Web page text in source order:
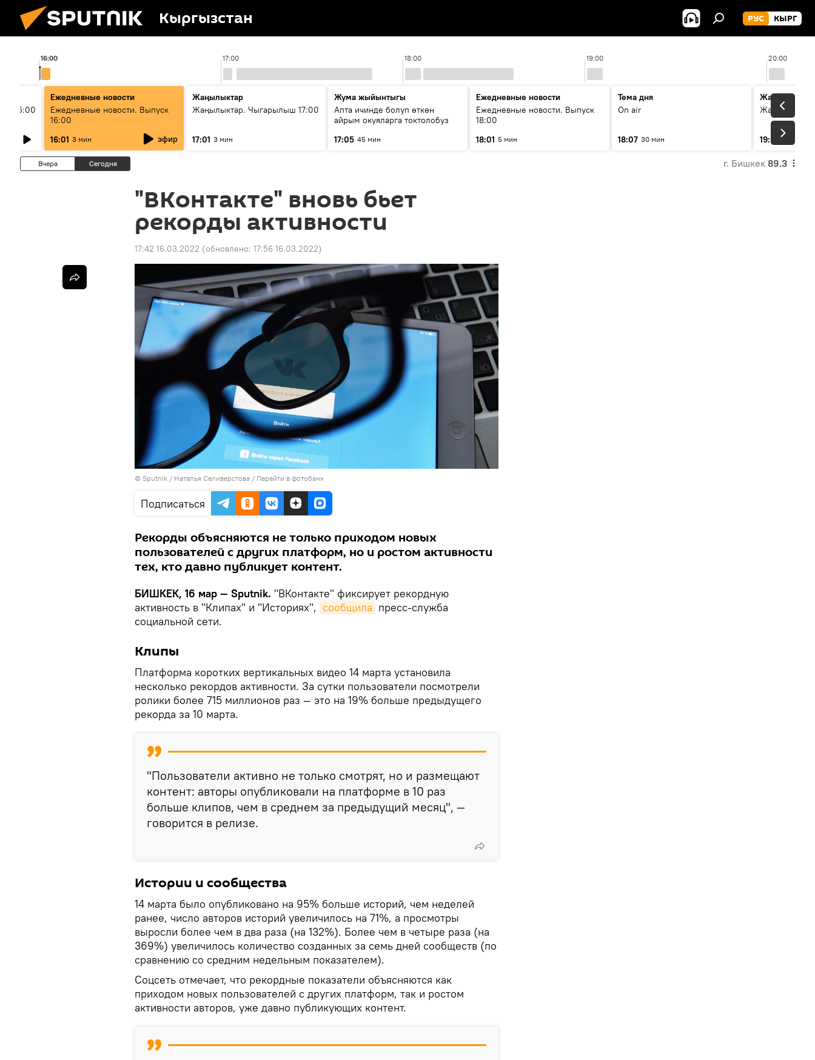
Кыргызстан РУС КЫРГ
17:00 18:00 19:00 20:00
16:00
15:00
Ежедневные новости
Ежедневные новости. Выпуск
16:00
16:01 3 мин эфир
Жаңылыктар
Жаңылыктар. Чыгарылыш 17:00
17:01 3 мин
Жума жыйынтыгы
Апта ичинде болуп өткөн
айрым окуяларга токтолобуз
17:05 45 мин
Ежедневные новости
Ежедневные новости. Выпуск
18:00
18:01 5 мин
Тема дня
On air
18:07 30 мин
Жаңылыктар
19:01 5 мин
Вчера Сегодня г. Бишкек 89.3
"ВКонтакте" вновь бьет
рекорды активности
17:42 16.03.2022 (обновлено: 17:56 16.03.2022)
© Sputnik / Наталья Селиверстова / Перейти в фотобанк
Подписаться
Рекорды объясняются не только приходом новых
пользователей с других платформ, но и ростом активности
тех, кто давно публикует контент.
БИШКЕК, 16 мар — Sputnik. "ВКонтакте" фиксирует рекордную
активность в "Клипах" и "Историях", сообщила пресс-служба
социальной сети.
Клипы
Платформа коротких вертикальных видео 14 марта установила
несколько рекордов активности. За сутки пользователи посмотрели
ролики более 715 миллионов раз — это на 19% больше предыдущего
рекорда за 10 марта.
"Пользователи активно не только смотрят, но и размещают
контент: авторы опубликовали на платформе в 10 раз
больше клипов, чем в среднем за предыдущий месяц", —
говорится в релизе.
Истории и сообщества
14 марта было опубликовано на 95% больше историй, чем неделей
ранее, число авторов историй увеличилось на 71%, а просмотры
выросли более чем в два раза (на 132%). Более чем в четыре раза (на
369%) увеличилось количество созданных за семь дней сообществ (по
сравнению со средним недельным показателем).
Соцсеть отмечает, что рекордные показатели объясняются как
приходом новых пользователей с других платформ, так и ростом
активности авторов, уже давно публикующих контент.